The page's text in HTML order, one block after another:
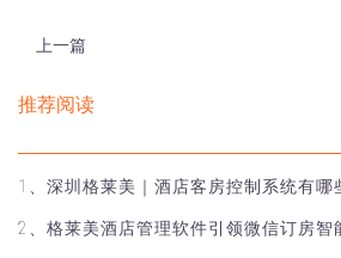
上一篇
推荐阅读
1、深圳格莱美｜酒店客房控制系统有哪
2、格莱美酒店管理软件引领微信订房智